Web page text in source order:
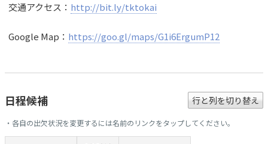
交通アクセス： http://bit.ly/tktokai
Google Map： https://goo.gl/maps/G1i6ErgumP12
日程候補 行と列を切り替え
・各自の出欠状況を変更するには名前のリンクをタップしてください。